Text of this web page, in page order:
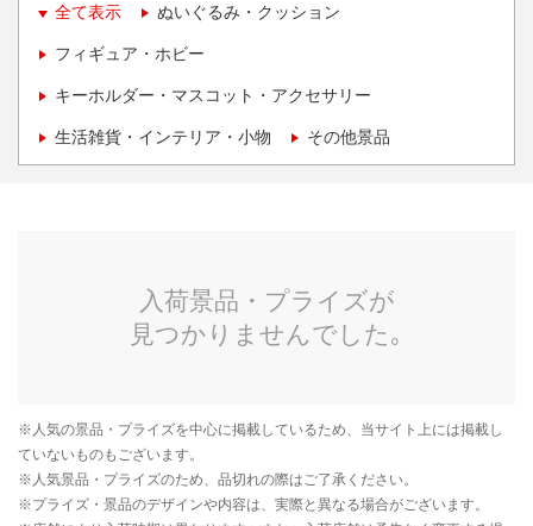
全て表示 ぬいぐるみ・クッション
フィギュア・ホビー
キーホルダー・マスコット・アクセサリー
生活雑貨・インテリア・小物 その他景品